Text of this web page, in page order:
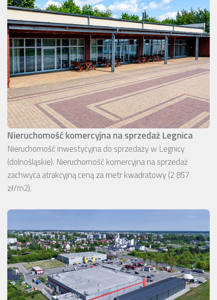
Nieruchomość komercyjna na sprzedaż Legnica
Nieruchomość inwestycyjna do sprzedaży w Legnicy
(dolnośląskie). Nieruchomość komercyjna na sprzedaż
zachwyca atrakcyjną ceną za metr kwadratowy (2 857
zł/m2).